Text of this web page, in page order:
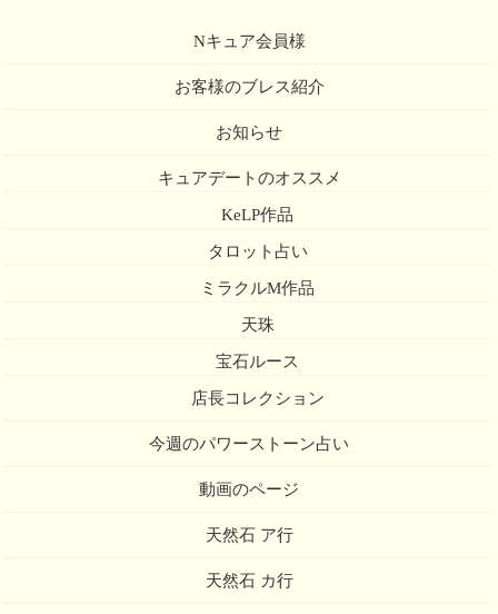
Nキュア会員様
お客様のブレス紹介
お知らせ
キュアデートのオススメ
KeLP作品
タロット占い
ミラクルM作品
天珠
宝石ルース
店長コレクション
今週のパワーストーン占い
動画のページ
天然石 ア行
天然石 カ行